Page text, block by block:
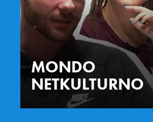
MONDO
NETKULTURNO